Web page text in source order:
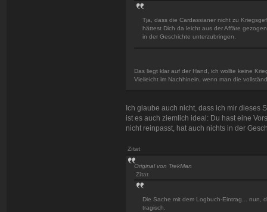
Tja, dass die Cardassianer nicht zu
hättest Dich da leicht aus der Affäre
in der Geschichte unterzubringen.
Das liegt klar auf der Hand, ich wollte keine
Vielleicht im Nachhinein, wenn man die
Ich glaube auch nicht, dass ich mir dieses
ist es auch ziemlich ideal: Du hast eine
nicht reinpasst, hat auch nichts in der
Zitat
Original von TrekMan
Zitat
Die Sache mit dem Logbuch-Eintrag... nun,
tragisch.